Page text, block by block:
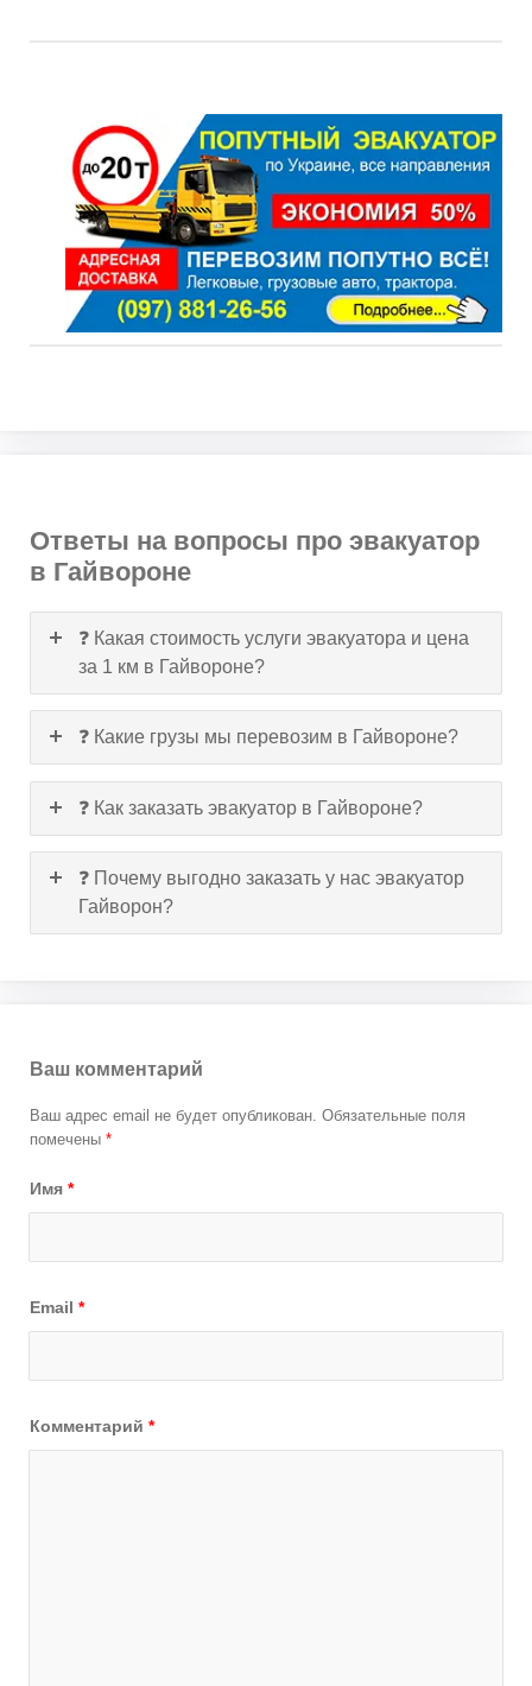
Ответы на вопросы про эвакуатор
в Гайвороне
❓ Какая стоимость услуги эвакуатора и цена
за 1 км в Гайвороне?
❓ Какие грузы мы перевозим в Гайвороне?
❓ Как заказать эвакуатор в Гайвороне?
❓ Почему выгодно заказать у нас эвакуатор
Гайворон?
Ваш комментарий
Ваш адрес email не будет опубликован. Обязательные поля
помечены *
Имя *
Email *
Комментарий *